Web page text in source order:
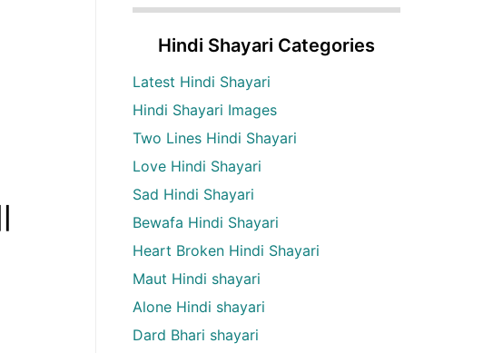
Hindi Shayari Categories
Latest Hindi Shayari
Hindi Shayari Images
Two Lines Hindi Shayari
Love Hindi Shayari
Sad Hindi Shayari
Bewafa Hindi Shayari
Heart Broken Hindi Shayari
Maut Hindi shayari
Alone Hindi shayari
Dard Bhari shayari